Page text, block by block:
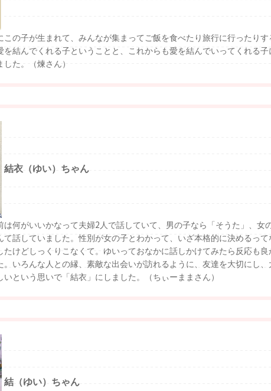
の子が生まれて、みんなが集まってご飯を食べたり旅行に行ったりす
を結んでくれる子ということと、これからも愛を結んでいってくれる子
た。（煉さん）
結衣（ゆい）ちゃん
何がいいかなって夫婦2人で話していて、男の子なら「そうた」、女
て話していました。性別が女の子とわかって、いざ本格的に決めるって
たけどしっくりこなくて。ゆいっておなかに話しかけてみたら反応も良
。いろんな人との縁、素敵な出会いが訪れるように、友達を大切にし、
という思いで「結衣」にしました。（ちぃーままさん）
結（ゆい）ちゃん